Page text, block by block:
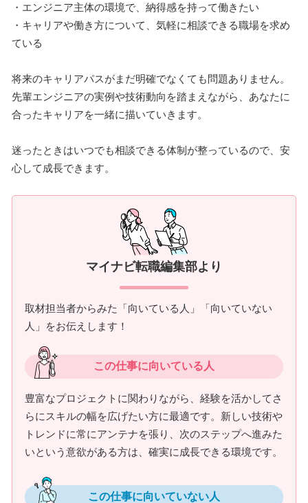
・エンジニア主体の環境で、納得感を持って働きたい
・キャリアや働き方について、気軽に相談できる職場を求め
ている
将来のキャリアパスがまだ明確でなくても問題ありません。
先輩エンジニアの実例や技術動向を踏まえながら、あなたに
合ったキャリアを一緒に描いていきます。
迷ったときはいつでも相談できる体制が整っているので、安
心して成長できます。
マイナビ転職編集部より
取材担当者からみた「向いている人」「向いていない
人」をお伝えします！
この仕事に向いている人
豊富なプロジェクトに関わりながら、経験を活かしてさ
らにスキルの幅を広げたい方に最適です。新しい技術や
トレンドに常にアンテナを張り、次のステップへ進みた
いという意欲がある方は、確実に成長できる環境です。
この仕事に向いていない人